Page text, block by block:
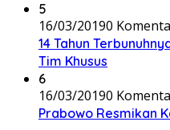
5
16/03/20190
14 Tahun
Tim Khusus
6
16/03/20190
Prabowo Resmikan